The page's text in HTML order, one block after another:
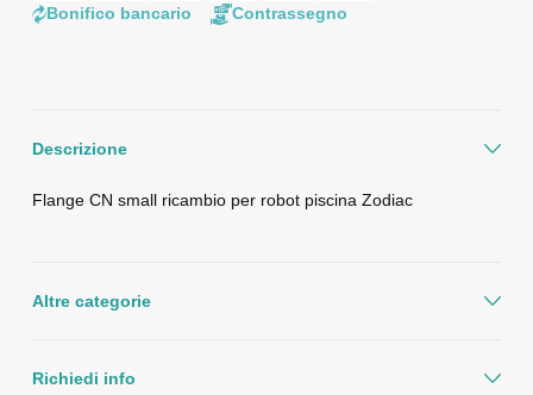
Bonifico bancario Contrassegno
Descrizione
Flange CN small ricambio per robot piscina Zodiac
Altre categorie
Richiedi info